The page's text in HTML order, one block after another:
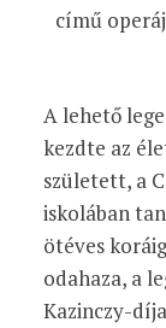
című
A lehető
kezdte az
született, a
iskolában
ötéves
odahaza, a
Kazinczy-